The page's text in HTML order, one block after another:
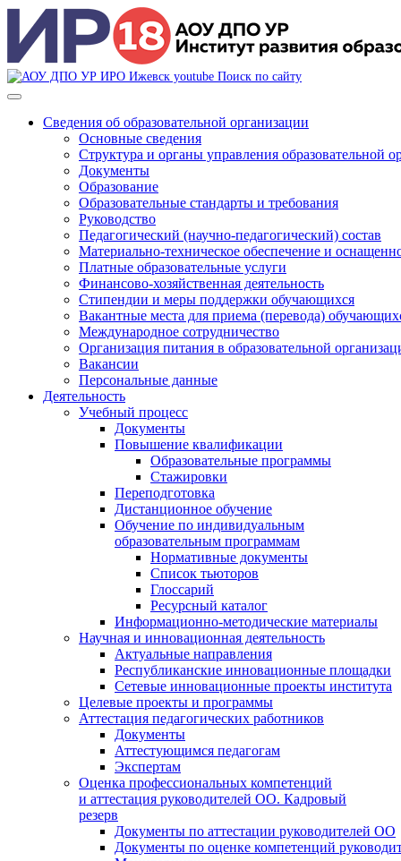
Поиск по сайту
Сведения об образовательной организации
Основные сведения
Структура и органы управления образовательной
Документы
Образование
Образовательные стандарты и требования
Руководство
Педагогический (научно-педагогический) состав
Материально-техническое обеспечение и
Платные образовательные услуги
Финансово-хозяйственная деятельность
Стипендии и меры поддержки обучающихся
Вакантные места для приема (перевода)
Международное сотрудничество
Организация питания в образовательной
Вакансии
Персональные данные
Деятельность
Учебный процесс
Документы
Повышение квалификации
Образовательные программы
Стажировки
Переподготовка
Дистанционное обучение
Обучение по индивидуальным
образовательным программам
Нормативные документы
Список тьюторов
Глоссарий
Ресурсный каталог
Информационно-методические материалы
Научная и инновационная деятельность
Актуальные направления
Республиканские инновационные площадки
Сетевые инновационные проекты института
Целевые проекты и программы
Аттестация педагогических работников
Документы
Аттестующимся педагогам
Экспертам
Оценка профессиональных компетенций
и аттестация руководителей ОО. Кадровый
резерв
Документы по аттестации руководителей ОО
Документы по оценке компетенций